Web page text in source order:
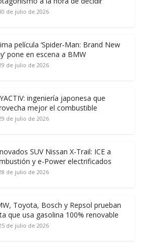
de julio de 2026
película ‘Spider‑Man: Brand New
pone en escena a BMW
de julio de 2026
ingeniería japonesa que
mejor el combustible
de julio de 2026
SUV Nissan X-Trail: ICE a
y e-Power electrificados
de julio de 2026
Toyota, Bosch y Repsol prueban
que usa gasolina 100% renovable
de julio de 2026